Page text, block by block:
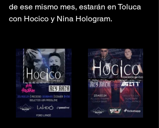
de ese mismo mes, estarán en Toluca
con Hocico y Nina Hologram.